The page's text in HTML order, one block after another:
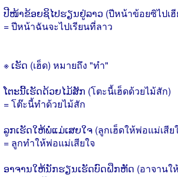
ປີໜ້າຂ້ອຍຊິໄປຮຽນຢູ່ລາວ (ปีหน้าข้อยซิไปเฮี
= ปีหน้าฉันจะไปเรียนที่ลาว
※ ເຮັດ (เฮ็ด) หมายถึง "ทำ"
ໂຕະນີ້ເຮັດດ້ວຍໄມ້ສັກ (โตะนี้เฮ็ดด้วยไม้สัก)
= โต๊ะนี้ทำด้วยไม้สัก
ລູກເຮັດໃຫ້ພໍ່ແມ່ເສຍໃຈ (ลูกเฮ็ดให้พ่อแม่เสีย
= ลูกทำให้พ่อแม่เสียใจ
ອາຈານໃຫ້ນັກຮຽນເຮັດບົດຝຶກຫັດ (อาจานใ